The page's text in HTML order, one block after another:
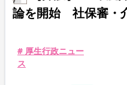
論を開始 社保審・
# 厚生行政ニュー
ス